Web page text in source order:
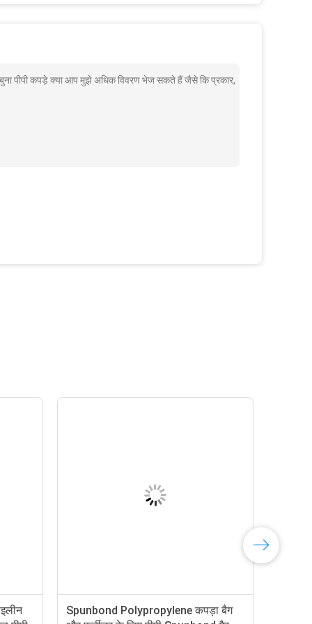
पीपी कपड़े क्या आप मुझे अधिक विवरण भेज सकते हैं जैसे कि प्रकार,
पीपी गैर बुना
Diamond Dot PP Spunbond Non